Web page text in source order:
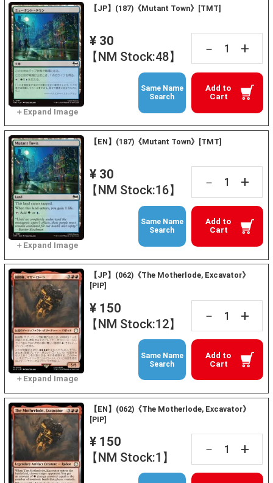
【JP】(187)《Mutant Town》[TMT]
¥ 30
【NM Stock:48】
－ +
Add to
Cart
Same Name
Search
【EN】(187)《Mutant Town》[TMT]
¥ 30
【NM Stock:16】
－ +
Add to
Cart
Same Name
Search
【JP】(062)《The Motherlode, Excavator》
[PIP]
¥ 150
【NM Stock:12】
－ +
Add to
Cart
Same Name
Search
【EN】(062)《The Motherlode, Excavator》
[PIP]
¥ 150
【NM Stock:1】
－ +